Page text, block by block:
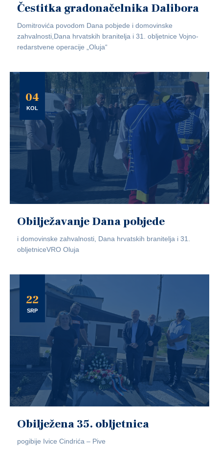
Čestitka gradonačelnika Dalibora
Domitrovića povodom Dana pobjede i domovinske
zahvalnosti,Dana hrvatskih branitelja i 31. obljetnice Vojno-
redarstvene operacije „Oluja“
04
KOL
Obilježavanje Dana pobjede
i domovinske zahvalnosti, Dana hrvatskih branitelja i 31.
obljetniceVRO Oluja
22
SRP
Obilježena 35. obljetnica
pogibije Ivice Cindrića – Pive